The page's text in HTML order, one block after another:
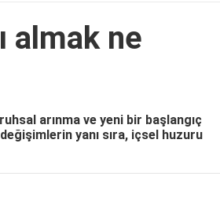
almak ne
arınma ve yeni bir başlangıç
yanı sıra, içsel huzuru